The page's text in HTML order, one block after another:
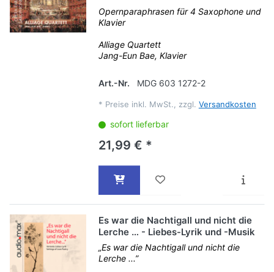
Opernparaphrasen für 4 Saxophone und
Klavier
Alliage Quartett
Jang-Eun Bae, Klavier
Art.-Nr. MDG 603 1272-2
* Preise inkl. MwSt., zzgl. Versandkosten
sofort lieferbar
21,99 € *
Es war die Nachtigall und nicht die
Lerche … - Liebes-Lyrik und -Musik
„Es war die Nachtigall und nicht die
Lerche ...”